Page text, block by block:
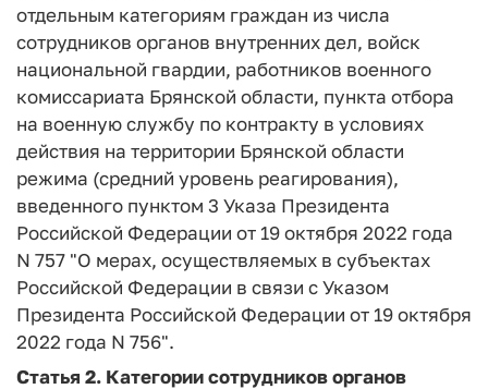
отдельным категориям граждан из числа
сотрудников органов внутренних дел, войск
национальной гвардии, работников военного
комиссариата Брянской области, пункта отбора
на военную службу по контракту в условиях
действия на территории Брянской области
режима (средний уровень реагирования),
введенного пунктом 3 Указа Президента
Российской Федерации от 19 октября 2022 года
N 757 "О мерах, осуществляемых в субъектах
Российской Федерации в связи с Указом
Президента Российской Федерации от 19 октября
2022 года N 756".
Статья 2. Категории сотрудников органов